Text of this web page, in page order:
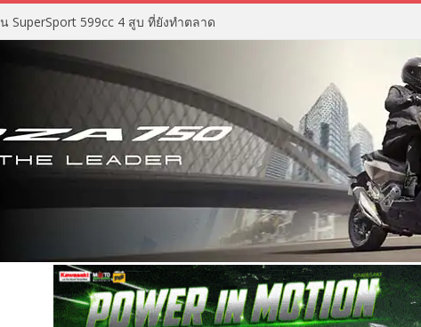
SuperSport 599cc 4 สูบ ที่ยังทำตลาด